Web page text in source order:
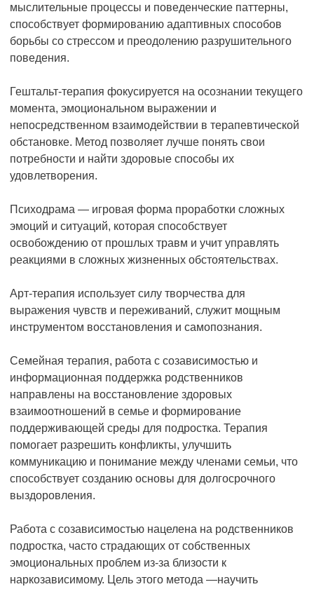
мыслительные процессы и поведенческие паттерны,
способствует формированию адаптивных способов
борьбы со стрессом и преодолению разрушительного
поведения.
Гештальт-терапия фокусируется на осознании текущего
момента, эмоциональном выражении и
непосредственном взаимодействии в терапевтической
обстановке. Метод позволяет лучше понять свои
потребности и найти здоровые способы их
удовлетворения.
Психодрама — игровая форма проработки сложных
эмоций и ситуаций, которая способствует
освобождению от прошлых травм и учит управлять
реакциями в сложных жизненных обстоятельствах.
Арт-терапия использует силу творчества для
выражения чувств и переживаний, служит мощным
инструментом восстановления и самопознания.
Семейная терапия, работа с созависимостью и
информационная поддержка родственников
направлены на восстановление здоровых
взаимоотношений в семье и формирование
поддерживающей среды для подростка. Терапия
помогает разрешить конфликты, улучшить
коммуникацию и понимание между членами семьи, что
способствует созданию основы для долгосрочного
выздоровления.
Работа с созависимостью нацелена на родственников
подростка, часто страдающих от собственных
эмоциональных проблем из-за близости к
наркозависимому. Цель этого метода —научить